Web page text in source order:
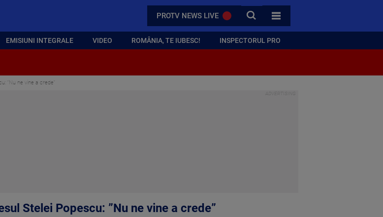
PROTV NEWS LIVE CAUTA
TOATE CATEGORIILE
EMISIUNI INTEGRALE VIDEO ROMÂNIA, TE IUBESC! INSPECTORUL PRO
”Nu ne vine a crede”
Stelei Popescu: ”Nu ne vine a crede”